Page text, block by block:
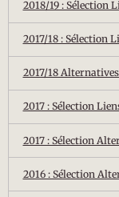
2018/19 : Sélection
2017/18 : Sélection
2017/18
2017 : Sélection
2017 : Sélection
2016 : Sélection